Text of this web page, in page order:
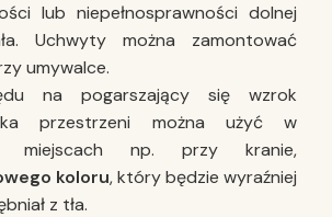
lub niepełnosprawności dolnej
Uchwyty można zamontować
umywalce.
na pogarszający się wzrok
przestrzeni można użyć w
miejscach np. przy kranie,
koloru, który będzie wyraźniej
z tła.